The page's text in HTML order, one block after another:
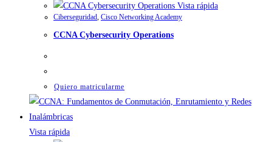
Vista rápida
Ciberseguridad Cisco Networking Academy
CCNA Cybersecurity Operations
Quiero matricularme
Vista rápida